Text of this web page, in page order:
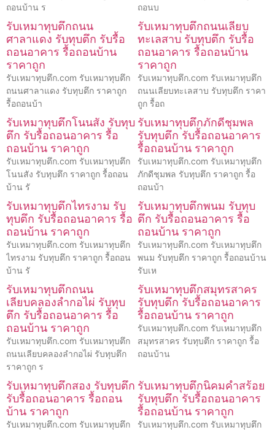
ถอนบ้าน ร
ถอนบ
รับเหมาทุบตึกถนน
ศาลาแดง รับทุบตึก รับรื้อ
ถอนอาคาร รื้อถอนบ้าน
ราคาถูก
รับเหมาทุบตึก.com รับเหมาทุบตึก
ถนนศาลาแดง รับทุบตึก ราคาถูก
รื้อถอนบ้า
รับเหมาทุบตึกถนนเลียบ
ทะเลสาบ รับทุบตึก รับรื้อ
ถอนอาคาร รื้อถอนบ้าน
ราคาถูก
รับเหมาทุบตึก.com รับเหมาทุบตึก
ถนนเลียบทะเลสาบ รับทุบตึก ราคา
ถูก รื้อถ
รับเหมาทุบตึกโนนสัง รับทุบ
ตึก รับรื้อถอนอาคาร รื้อ
ถอนบ้าน ราคาถูก
รับเหมาทุบตึก.com รับเหมาทุบตึก
โนนสัง รับทุบตึก ราคาถูก รื้อถอน
บ้าน รั
รับเหมาทุบตึกภักดีชุมพล
รับทุบตึก รับรื้อถอนอาคาร
รื้อถอนบ้าน ราคาถูก
รับเหมาทุบตึก.com รับเหมาทุบตึก
ภักดีชุมพล รับทุบตึก ราคาถูก รื้อ
ถอนบ้า
รับเหมาทุบตึกไทรงาม รับ
ทุบตึก รับรื้อถอนอาคาร รื้อ
ถอนบ้าน ราคาถูก
รับเหมาทุบตึก.com รับเหมาทุบตึก
ไทรงาม รับทุบตึก ราคาถูก รื้อถอน
บ้าน รั
รับเหมาทุบตึกพนม รับทุบ
ตึก รับรื้อถอนอาคาร รื้อ
ถอนบ้าน ราคาถูก
รับเหมาทุบตึก.com รับเหมาทุบตึก
พนม รับทุบตึก ราคาถูก รื้อถอนบ้าน
รับเห
รับเหมาทุบตึกถนน
เลียบคลองลำกอไผ่ รับทุบ
ตึก รับรื้อถอนอาคาร รื้อ
ถอนบ้าน ราคาถูก
รับเหมาทุบตึก.com รับเหมาทุบตึก
ถนนเลียบคลองลำกอไผ่ รับทุบตึก
ราคาถูก ร
รับเหมาทุบตึกสมุทรสาคร
รับทุบตึก รับรื้อถอนอาคาร
รื้อถอนบ้าน ราคาถูก
รับเหมาทุบตึก.com รับเหมาทุบตึก
สมุทรสาคร รับทุบตึก ราคาถูก รื้อ
ถอนบ้าน
รับเหมาทุบตึกสอง รับทุบตึก
รับรื้อถอนอาคาร รื้อถอน
บ้าน ราคาถูก
รับเหมาทุบตึก.com รับเหมาทุบตึก
รับเหมาทุบตึกนิคมคำสร้อย
รับทุบตึก รับรื้อถอนอาคาร
รื้อถอนบ้าน ราคาถูก
รับเหมาทุบตึก.com รับเหมาทุบตึก